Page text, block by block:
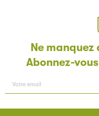
Ne
Abonnez-